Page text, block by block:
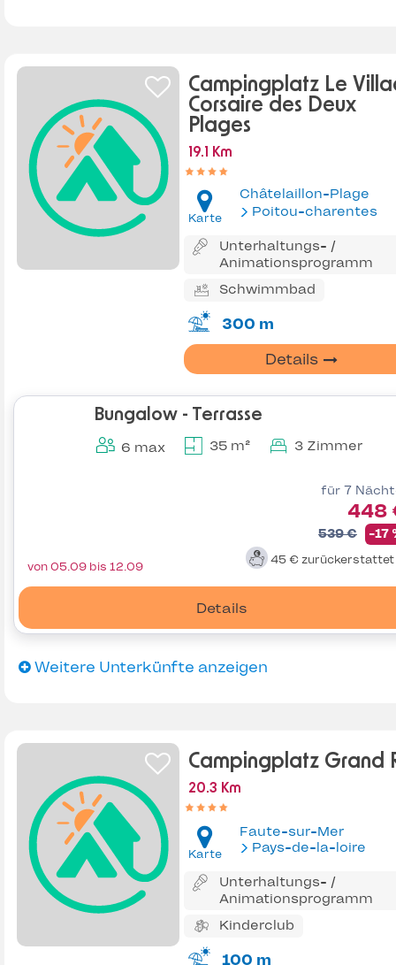
Campingplatz Le
Corsaire des Deux
Plages
19.1 Km
Karte
Châtelaillon-Plage
Poitou-charentes
Unterhaltungs- /
Animationsprogramm
Schwimmbad
300 m
Details
Bungalow - Terrasse
6 max 35 m² 3 Zimmer
für 7
448
539 € -17
45 € zurückerstattet
Details
von 05.09 bis 12.09
Weitere Unterkünfte anzeigen
Campingplatz Grand
20.3 Km
Karte
Faute-sur-Mer
Pays-de-la-loire
Unterhaltungs- /
Animationsprogramm
Kinderclub
100 m